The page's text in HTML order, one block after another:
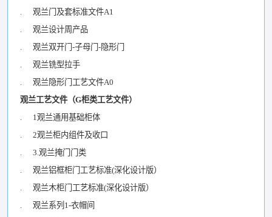
. 观兰门及套标准文件A1
. 观兰设计周产品
. 观兰双开门-子母门-隐形门
. 观兰铣型拉手
. 观兰隐形门工艺文件A0
观兰工艺文件（G柜类工艺文件）
. 1观兰通用基础柜体
. 2观兰柜内组件及收口
. 3.观兰掩门门类
. 观兰铝框柜门工艺标准(深化设计版）
. 观兰木柜门工艺标准(深化设计版）
. 观兰系列1-衣帽间